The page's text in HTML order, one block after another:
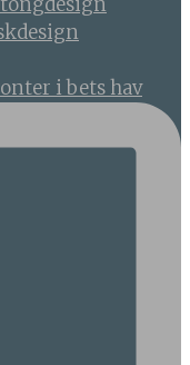
i bets hav